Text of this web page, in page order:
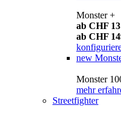
Monster +
ab CHF
ab CHF
new
Monster
mehr
Streetfighter